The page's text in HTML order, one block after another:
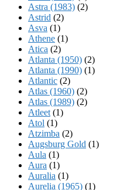
Astra (1983) (2)
Astrid (2)
Asva (1)
Athene (1)
Atica (2)
Atlanta (1950) (2)
Atlanta (1990) (1)
Atlantic (2)
Atlas (1960) (2)
Atlas (1989) (2)
Atleet (1)
Atol (1)
Atzimba (2)
Augsburg Gold (1)
Aula (1)
Aura (1)
Auralia (1)
Aurelia (1965) (1)